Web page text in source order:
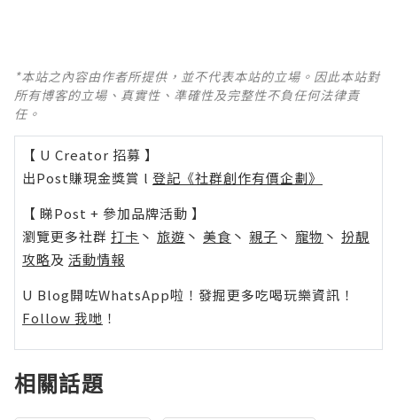
*本站之內容由作者所提供，並不代表本站的立場。因此本站對
所有博客的立場、真實性、準確性及完整性不負任何法律責
任。
【 U Creator 招募 】
出Post賺現金獎賞 l 登記《社群創作有價企劃》
【 睇Post + 參加品牌活動 】
瀏覽更多社群 打卡 丶 旅遊 丶 美食 丶 親子 丶 寵物 丶 扮靚
攻略及 活動情報
U Blog開咗WhatsApp啦！發掘更多吃喝玩樂資訊！
Follow 我哋 ！
相關話題